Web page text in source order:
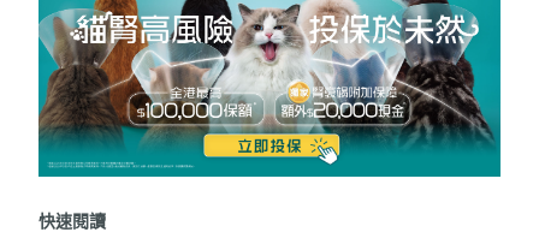
快速閱讀